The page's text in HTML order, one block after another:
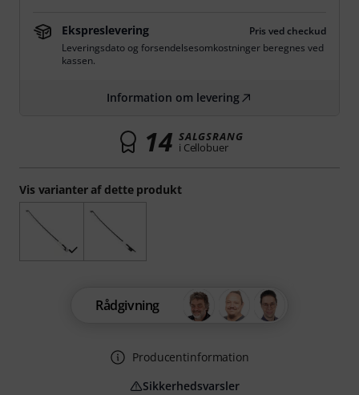
Vis varianter af dette produkt
Ekspreslevering
Pris ved checkud
Leveringsdato og forsendelsesomkostninger beregnes ved
kassen.
Information om levering
14 SALGSRANG
i Cellobuer
Rådgivning
Producentinformation
Sikkerhedsvarsler